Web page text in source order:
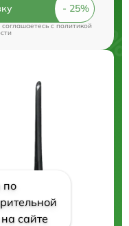
cполитикой
по
сайте